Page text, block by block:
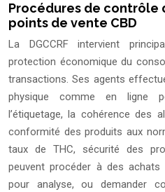
Procédures de contrôle
points de vente CBD
La DGCCRF intervient
protection économique du
transactions. Ses agents
physique comme en ligne
l’étiquetage, la cohérence des
conformité des produits aux
taux de THC, sécurité des
peuvent procéder à des achats
pour analyse, ou demander